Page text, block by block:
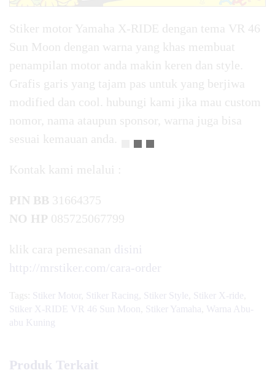
Stiker motor Yamaha X-RIDE dengan tema VR 46
Sun Moon dengan warna yang khas membuat
penampilan motor anda makin keren dan style.
Grafis garis yang tajam pas untuk yang berjiwa
modified dan cool. hubungi kami jika mau custom
nomor, nama ataupun sponsor, warna juga bisa
sesuai kemauan anda.
Kontak kami melalui :
PIN BB 31664375
NO HP 085725067799
klik cara pemesanan disini
http://mrstiker.com/cara-order
Tags: Stiker Motor Stiker Racing Stiker Style Stiker X-ride
Stiker X-RIDE VR 46 Sun Moon
Stiker Yamaha Warna Abu-
abu Kuning
Produk Terkait